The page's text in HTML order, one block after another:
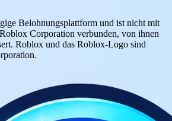
Belohnungsplattform und ist nicht mit
Corporation verbunden, von ihnen
Roblox und das Roblox-Logo sind